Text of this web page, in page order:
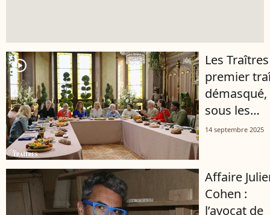
player2
Les
premier
sous les
14 septembre 2025
Affaire
Cohen :
l’avocat de